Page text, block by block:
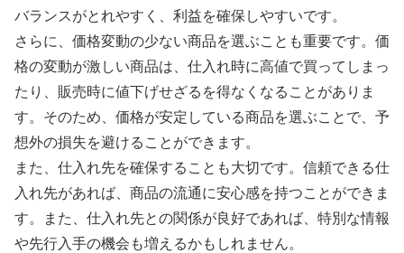
バランスがとれやすく、利益を確保しやすいです。
さらに、価格変動の少ない商品を選ぶことも重要です。価
格の変動が激しい商品は、仕入れ時に高値で買ってしまっ
たり、販売時に値下げせざるを得なくなることがありま
す。そのため、価格が安定している商品を選ぶことで、予
想外の損失を避けることができます。
また、仕入れ先を確保することも大切です。信頼できる仕
入れ先があれば、商品の流通に安心感を持つことができま
す。また、仕入れ先との関係が良好であれば、特別な情報
や先行入手の機会も増えるかもしれません。